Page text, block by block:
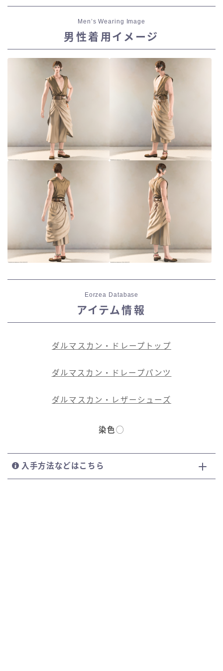
Men’s Wearing Image
男性着用イメージ
Eorzea Database
アイテム情報
ダルマスカン・ドレープトップ
ダルマスカン・ドレープパンツ
ダルマスカン・レザーシューズ
染色◯
入手方法などはこちら